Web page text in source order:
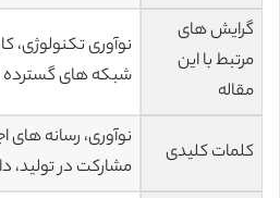
گرایش های
مرتبط با این
مقاله
شبکه های گسترده
کلمات کلیدی
نوآوری، رسانه های
مشارکت در تولید،